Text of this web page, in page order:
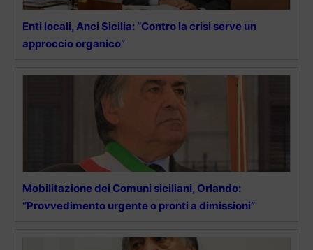
Enti locali, Anci Sicilia: “Contro la crisi serve un
approccio organico”
Mobilitazione dei Comuni siciliani, Orlando:
“Provvedimento urgente o pronti a dimissioni”